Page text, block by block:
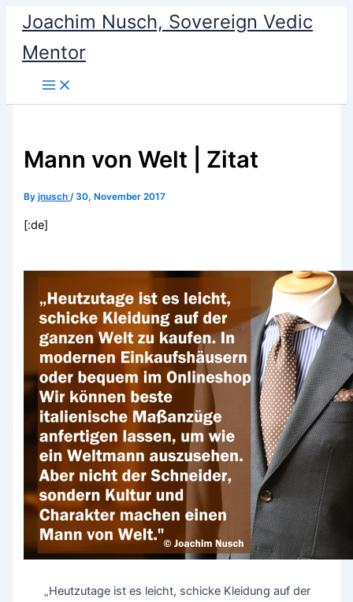
content
Joachim Nusch, Sovereign Vedic
Mentor
Mann von Welt | Zitat
Byjnusch/30, November 2017
[:de]
„Heutzutage ist es leicht, schicke Kleidung auf der